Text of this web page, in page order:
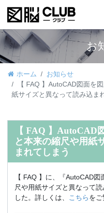
お
ホーム
お知らせ
【 FAQ 】AutoCAD図面を
紙サイズと異なって読み込ま
【 FAQ 】AutoCAD
と本来の縮尺や用紙
まれてしまう
【 FAQ 】に、『AutoCAD
尺や用紙サイズと異なって
した。詳しくは、
こちらをご